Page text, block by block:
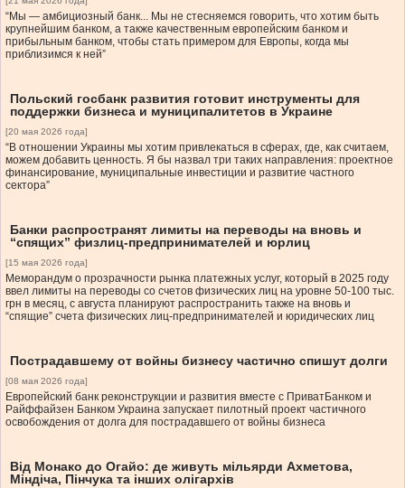
“Мы — амбициозный банк... Мы не стесняемся говорить, что хотим быть
крупнейшим банком, а также качественным европейским банком и
прибыльным банком, чтобы стать примером для Европы, когда мы
приблизимся к ней”
Польский госбанк развития готовит инструменты для
поддержки бизнеса и муниципалитетов в Украине
[20 мая 2026 года]
“В отношении Украины мы хотим привлекаться в сферах, где, как считаем,
можем добавить ценность. Я бы назвал три таких направления: проектное
финансирование, муниципальные инвестиции и развитие частного
сектора”
Банки распространят лимиты на переводы на вновь и
“спящих” физлиц-предпринимателей и юрлиц
[15 мая 2026 года]
Меморандум о прозрачности рынка платежных услуг, который в 2025 году
ввел лимиты на переводы со счетов физических лиц на уровне 50-100 тыс.
грн в месяц, с августа планируют распространить также на вновь и
“спящие” счета физических лиц-предпринимателей и юридических лиц
Пострадавшему от войны бизнесу частично спишут долги
[08 мая 2026 года]
Европейский банк реконструкции и развития вместе с ПриватБанком и
Райффайзен Банком Украина запускает пилотный проект частичного
освобождения от долга для пострадавшего от войны бизнеса
Від Монако до Огайо: де живуть мільярди Ахметова,
Міндіча, Пінчука та інших олігархів